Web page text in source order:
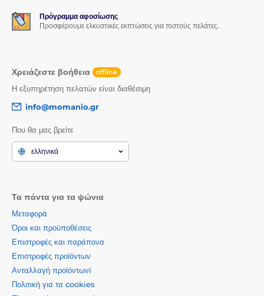
Πρόγραμμα αφοσίωσης
Προσφέρουμε ελκυστικές εκπτώσεις για πιστούς πελάτες.
Χρειάζεστε βοήθεια offline
Η εξυπηρέτηση πελατών είναι διαθέσιμη
info@momanio.gr
Που θα μας βρείτε
ελληνικά
Τα πάντα για τα ψώνια
Μεταφορά
Όροι και προϋποθέσεις
Επιστροφές και παράπονα
Επιστροφές προϊόντων
Ανταλλαγή προϊόντωνí
Πολιτική για τα cookies